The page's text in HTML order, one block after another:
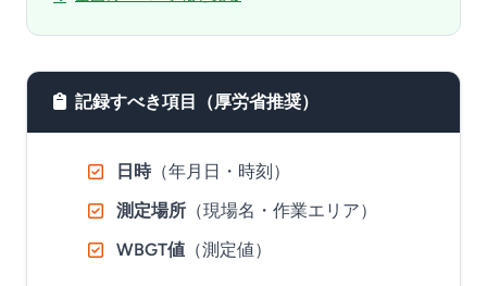
記録すべき項目（厚労省推奨）
日時（年月日・時刻）
測定場所 （現場名・作業エリア）
WBGT値 （測定値）